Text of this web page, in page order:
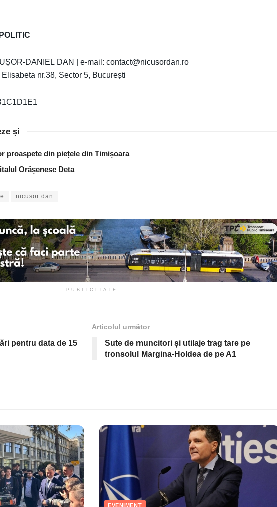
DANIEL DAN | e-mail: contact@nicusordan.ro
nr.38, Sector 5, București
și
proaspete din piețele din Timișoara
Orășenesc Deta
nicusor dan
PUBLICITATE
pentru data de 15
Articolul următor
Sute de muncitori și utilaje trag tare pe
tronsolul Margina-Holdea de pe A1
EVENIMENT